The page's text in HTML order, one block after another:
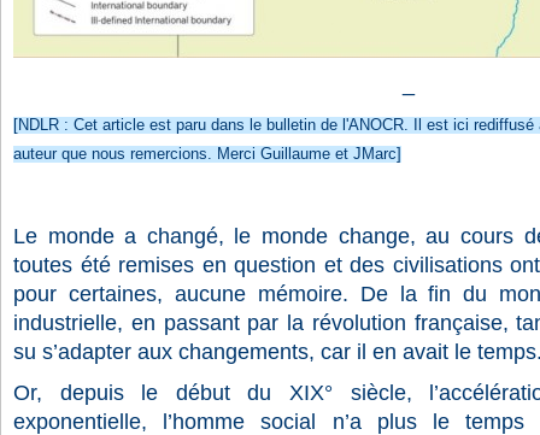
[NDLR : Cet article est paru dans le bulletin de l'ANOCR. Il est ici
auteur que nous remercions. Merci Guillaume et JMarc]
Le monde a changé, le monde change, au cours
toutes été remises en question et des civilisations
pour certaines, aucune mémoire. De la fin du
industrielle, en passant par la révolution française,
su s’adapter aux changements, car il en avait le
Or, depuis le début du XIX° siècle,
exponentielle, l’homme social n’a plus le